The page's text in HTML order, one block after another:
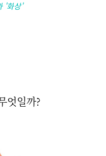
'화상'
엇일까?